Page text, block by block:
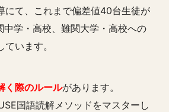
にて、これまで偏差値40台生徒が
学・高校、難関大学・高校への
います。
く際のルールがあります。
国語読解メソッドをマスターし